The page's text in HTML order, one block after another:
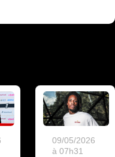
09/05/2026
à 07h31